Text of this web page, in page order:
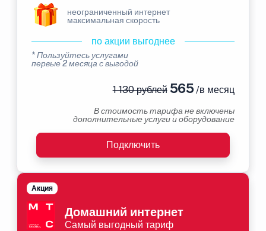
неограниченный интернет
максимальная скорость
по акции выгоднее
* Пользуйтесь услугами
первые 2 месяца с выгодой
1 130 рублей565 /в месяц
В стоимость тарифа не включены
дополнительные услуги и оборудование
Подключить
Домашний интернет
Самый выгодный тариф
Акция